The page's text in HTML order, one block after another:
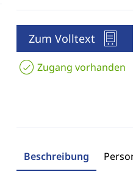
Zum Volltext
Zugang vorhanden
Beschreibung